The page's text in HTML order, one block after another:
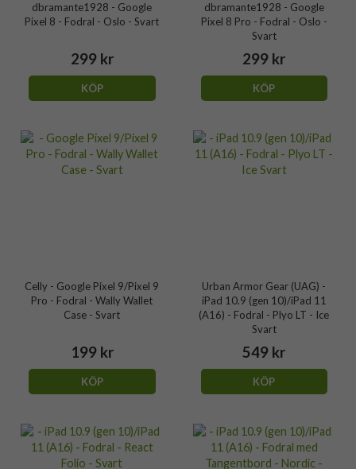
dbramante1928 - Google
Pixel 8 - Fodral - Oslo - Svart
299 kr
KÖP
dbramante1928 - Google
Pixel 8 Pro - Fodral - Oslo -
Svart
299 kr
KÖP
Celly - Google Pixel 9/Pixel 9
Pro - Fodral - Wally Wallet
Case - Svart
199 kr
KÖP
Urban Armor Gear (UAG) -
iPad 10.9 (gen 10)/iPad 11
(A16) - Fodral - Plyo LT - Ice
Svart
549 kr
KÖP